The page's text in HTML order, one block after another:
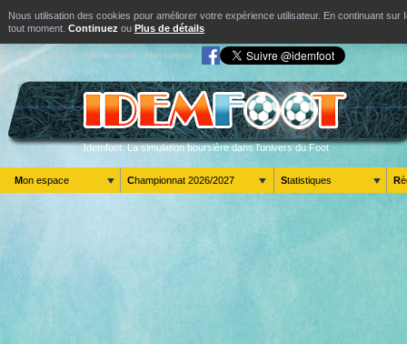
Nous utilisation des cookies pour améliorer votre expérience utilisateur. En continuant
tout moment. Continuez ou Plus de détails
Aller au contenu Aller au menu Mon compte
Idemfoot. La simulation boursière dans l'univers du Foot
Mon espace Championnat 2026/2027 Statistiques